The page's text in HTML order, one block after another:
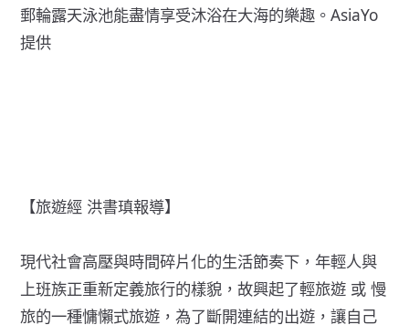
郵輪露天泳池能盡情享受沐浴在大海的樂趣。AsiaYo
提供
【旅遊經 洪書瑱報導】
現代社會高壓與時間碎片化的生活節奏下，年輕人與
上班族正重新定義旅行的樣貌，故興起了輕旅遊 或 慢
旅的一種慵懶式旅遊，為了斷開連結的出遊，讓自己